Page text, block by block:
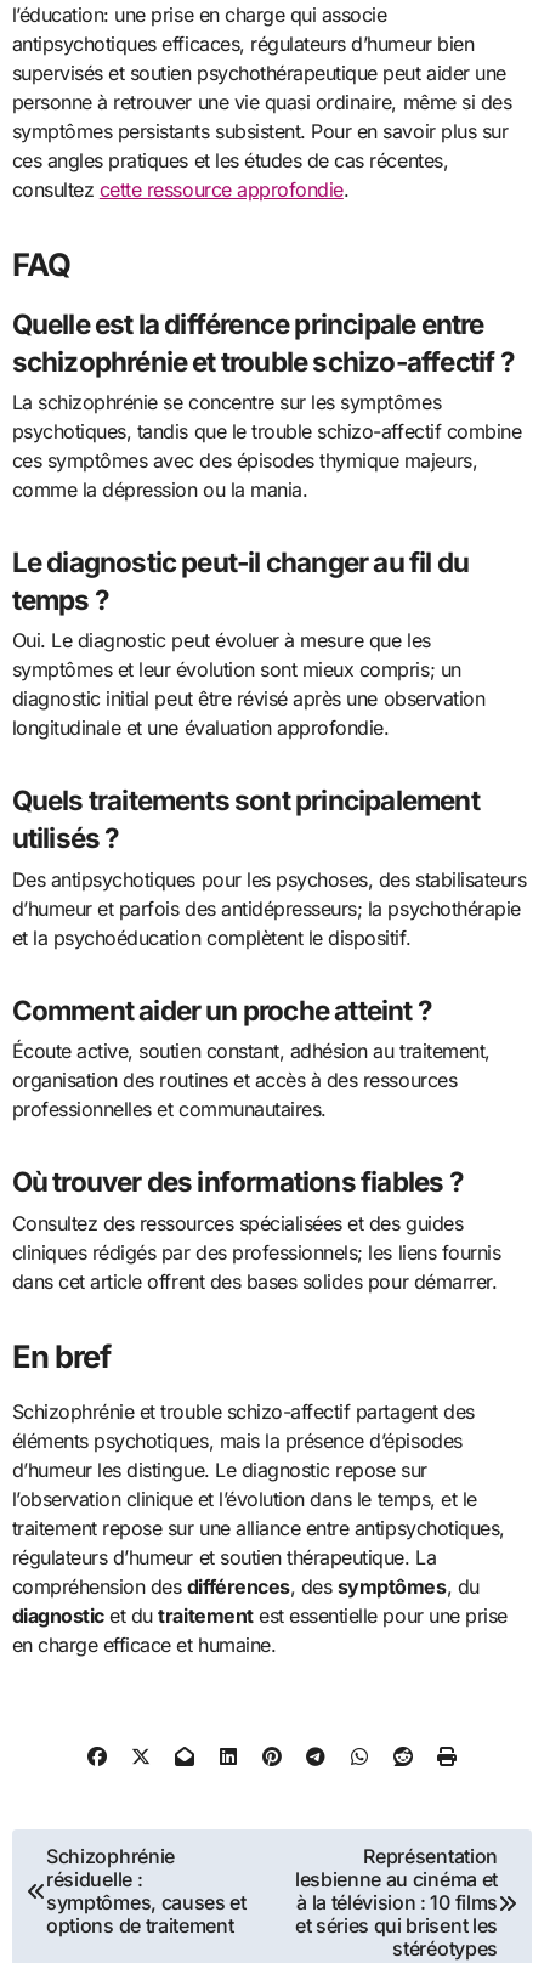
l’éducation: une prise en charge qui associe
antipsychotiques efficaces, régulateurs d’humeur bien
supervisés et soutien psychothérapeutique peut aider une
personne à retrouver une vie quasi ordinaire, même si des
symptômes persistants subsistent. Pour en savoir plus sur
ces angles pratiques et les études de cas récentes,
consultez cette ressource approfondie.
FAQ
Quelle est la différence principale entre
schizophrénie et trouble schizo-affectif ?
La schizophrénie se concentre sur les symptômes
psychotiques, tandis que le trouble schizo-affectif combine
ces symptômes avec des épisodes thymique majeurs,
comme la dépression ou la mania.
Le diagnostic peut-il changer au fil du
temps ?
Oui. Le diagnostic peut évoluer à mesure que les
symptômes et leur évolution sont mieux compris; un
diagnostic initial peut être révisé après une observation
longitudinale et une évaluation approfondie.
Quels traitements sont principalement
utilisés ?
Des antipsychotiques pour les psychoses, des stabilisateurs
d’humeur et parfois des antidépresseurs; la psychothérapie
et la psychoéducation complètent le dispositif.
Comment aider un proche atteint ?
Écoute active, soutien constant, adhésion au traitement,
organisation des routines et accès à des ressources
professionnelles et communautaires.
Où trouver des informations fiables ?
Consultez des ressources spécialisées et des guides
cliniques rédigés par des professionnels; les liens fournis
dans cet article offrent des bases solides pour démarrer.
En bref
Schizophrénie et trouble schizo-affectif partagent des
éléments psychotiques, mais la présence d’épisodes
d’humeur les distingue. Le diagnostic repose sur
l’observation clinique et l’évolution dans le temps, et le
traitement repose sur une alliance entre antipsychotiques,
régulateurs d’humeur et soutien thérapeutique. La
compréhension des différences, des symptômes, du
diagnosticet dutraitementest essentielle pour une prise
en charge efficace et humaine.
Navigation
de
l’article
Schizophrénie
résiduelle :
symptômes, causes et
options de traitement
Représentation
lesbienne au cinéma et
à la télévision : 10 films
et séries qui brisent les
stéréotypes